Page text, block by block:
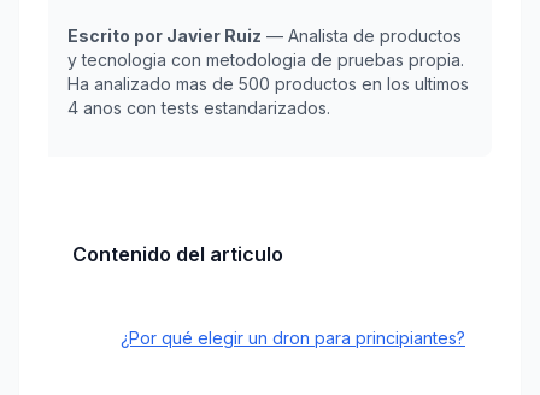
Escrito por Javier Ruiz — Analista de productos
y tecnologia con metodologia de pruebas propia.
Ha analizado mas de 500 productos en los ultimos
4 anos con tests estandarizados.
Contenido del articulo
¿Por qué elegir un dron para principiantes?